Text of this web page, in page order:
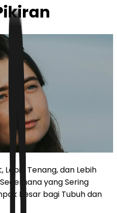
Lebih Tenang, dan Lebih
yang Sering
Besar bagi Tubuh dan